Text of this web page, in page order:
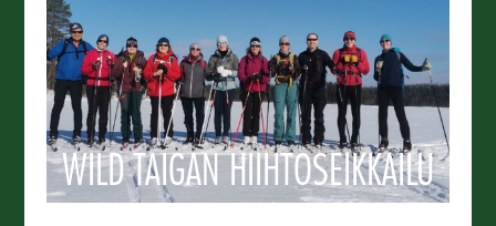
WILD TAIGAN HIIHTOSEIKKAILU